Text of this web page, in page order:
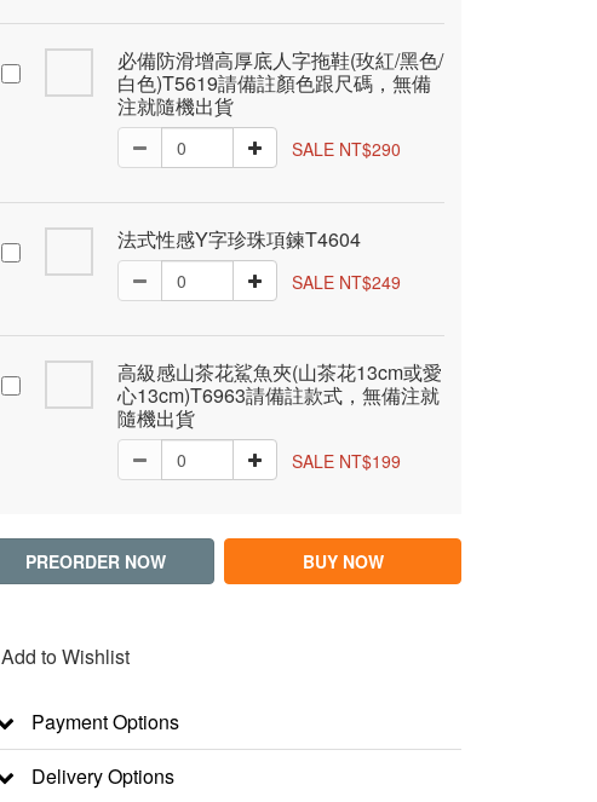
必備防滑增高厚底人字拖鞋(玫紅/黑色/
白色)T5619請備註顏色跟尺碼，無備
注就隨機出貨
SALE NT$290
法式性感Y字珍珠項鍊T4604
SALE NT$249
高級感山茶花鯊魚夾(山茶花13cm或愛
心13cm)T6963請備註款式，無備注就
隨機出貨
SALE NT$199
PREORDER NOW BUY NOW
Add to Wishlist
Payment Options
Delivery Options